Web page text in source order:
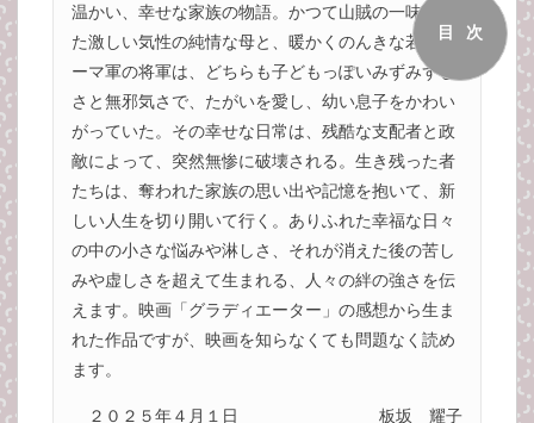
温かい、幸せな家族の物語。かつて山賊の一味だっ
た激しい気性の純情な母と、暖かくのんきな若いロ
ーマ軍の将軍は、どちらも子どもっぽいみずみずし
さと無邪気さで、たがいを愛し、幼い息子をかわい
がっていた。その幸せな日常は、残酷な支配者と政
敵によって、突然無惨に破壊される。生き残った者
たちは、奪われた家族の思い出や記憶を抱いて、新
しい人生を切り開いて行く。ありふれた幸福な日々
の中の小さな悩みや淋しさ、それが消えた後の苦し
みや虚しさを超えて生まれる、人々の絆の強さを伝
えます。映画「グラディエーター」の感想から生ま
れた作品ですが、映画を知らなくても問題なく読め
ます。
２０２５年４月１日 板坂 耀子
目次